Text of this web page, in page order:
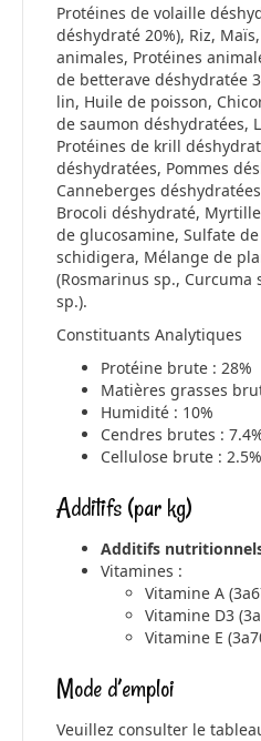
Protéines de volaille
déshydraté 20%), Riz,
animales, Protéines
de betterave déshydratée
lin, Huile de poisson,
de saumon déshydratées,
Protéines de krill
déshydratées, Pommes
Canneberges
Brocoli déshydraté,
de glucosamine, Sulfate
schidigera, Mélange de
(Rosmarinus sp., Curcuma
sp.).
Constituants Analytiques
Protéine brute : 28%
Matières grasses
Humidité : 10%
Cendres brutes :
Cellulose brute : 2.5%
Additifs (par kg)
Additifs
Vitamines :
Vitamine A
Vitamine D3
Vitamine E
Mode d’emploi
Veuillez consulter le